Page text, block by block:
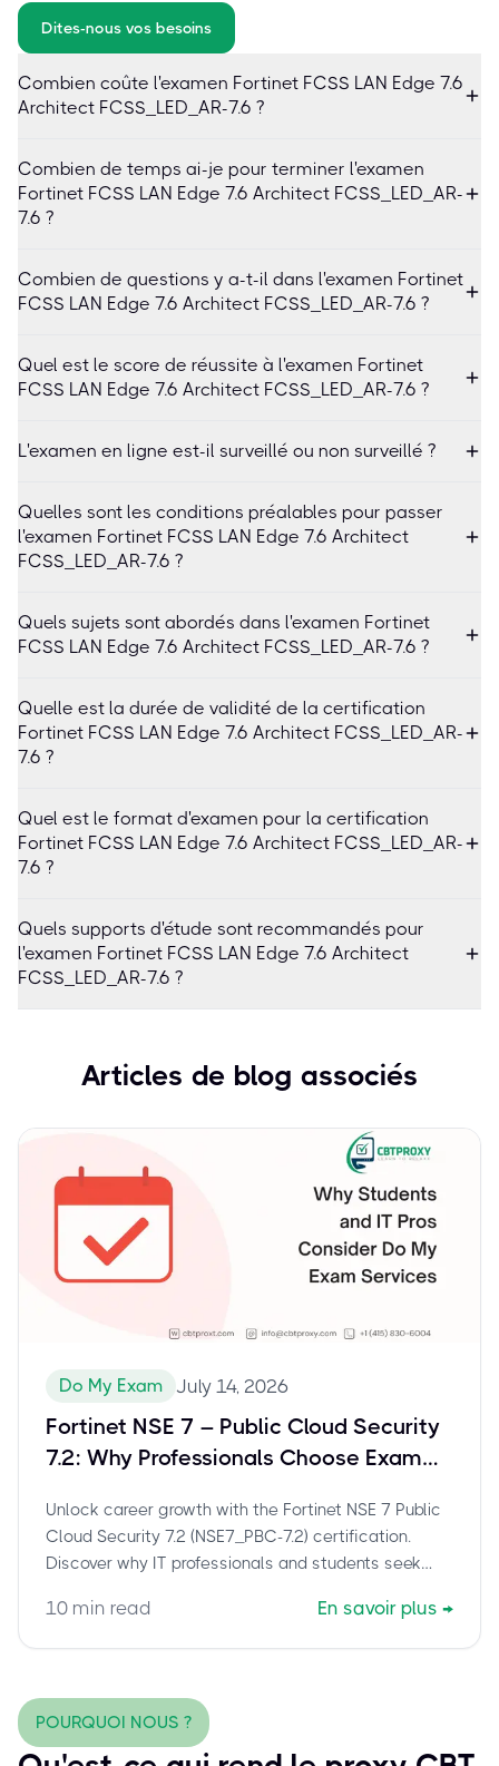
Dites-nous vos besoins
Combien coûte l'examen Fortinet FCSS LAN Edge 7.6
Architect FCSS_LED_AR-7.6 ?
Combien de temps ai-je pour terminer l'examen
Fortinet FCSS LAN Edge 7.6 Architect FCSS_LED_AR-
7.6 ?
Combien de questions y a-t-il dans l'examen Fortinet
FCSS LAN Edge 7.6 Architect FCSS_LED_AR-7.6 ?
Quel est le score de réussite à l'examen Fortinet
FCSS LAN Edge 7.6 Architect FCSS_LED_AR-7.6 ?
L'examen en ligne est-il surveillé ou non surveillé ?
Quelles sont les conditions préalables pour passer
l'examen Fortinet FCSS LAN Edge 7.6 Architect
FCSS_LED_AR-7.6 ?
Quels sujets sont abordés dans l'examen Fortinet
FCSS LAN Edge 7.6 Architect FCSS_LED_AR-7.6 ?
Quelle est la durée de validité de la certification
Fortinet FCSS LAN Edge 7.6 Architect FCSS_LED_AR-
7.6 ?
Quel est le format d'examen pour la certification
Fortinet FCSS LAN Edge 7.6 Architect FCSS_LED_AR-
7.6 ?
Quels supports d'étude sont recommandés pour
l'examen Fortinet FCSS LAN Edge 7.6 Architect
FCSS_LED_AR-7.6 ?
Articles de blog associés
Do My Exam July 14, 2026
Fortinet NSE 7 – Public Cloud Security
7.2: Why Professionals Choose Exam
Unlock career growth with the Fortinet NSE 7 Public
Cloud Security 7.2 (NSE7_PBC-7.2) certification.
Discover why IT professionals and students seek
secure this vital cloud security credential efficiently.
10 min read En savoir plus →
POURQUOI NOUS ?